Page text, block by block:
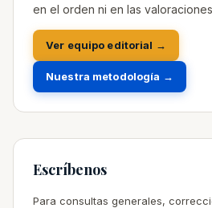
en el orden ni en las
Ver equipo editorial →
Nuestra metodología →
Escríbenos
Para consultas generales,